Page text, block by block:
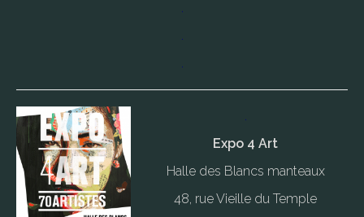
Expo 4 Art
Halle des Blancs manteaux
48, rue Vieille du Temple